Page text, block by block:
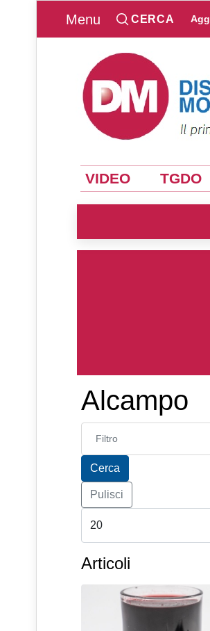
Menu CERCA
VIDEO TGDO
Alcampo
Inserisci parte del
Cerca
Pulisci
Articoli